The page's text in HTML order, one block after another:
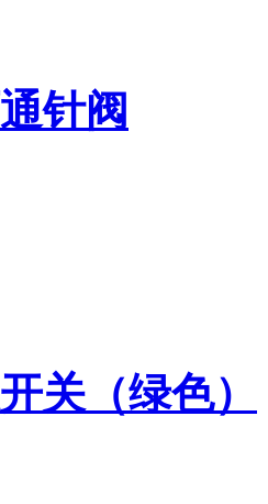
针阀
关（绿色）